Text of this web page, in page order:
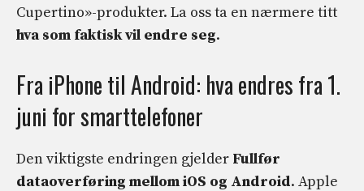
Cupertino»-produkter. La oss ta en nærmere titt
hva som faktisk vil endre seg.
Fra iPhone til Android: hva endres fra 1.
juni for smarttelefoner
Den viktigste endringen gjelder Fullfør
dataoverføring mellom iOS og Android. Apple